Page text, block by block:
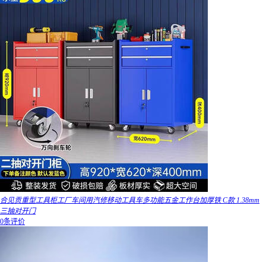
合见贡重型工具柜工厂车间用汽修移动工具车多功能五金工作台加厚铁 C款 1.38mm
三抽对开门
0条评价